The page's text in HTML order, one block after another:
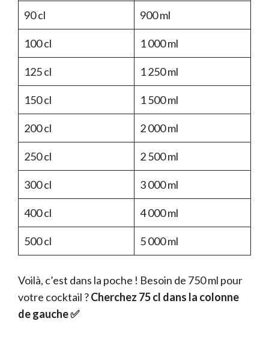
90 cl 900 ml
100 cl 1 000 ml
125 cl 1 250 ml
150 cl 1 500 ml
200 cl 2 000 ml
250 cl 2 500 ml
300 cl 3 000 ml
400 cl 4 000 ml
500 cl 5 000 ml
Voilà, c’est dans la poche ! Besoin de 750 ml pour
votre cocktail ?Cherchez 75 cl dans la colonne
de gauche ✅